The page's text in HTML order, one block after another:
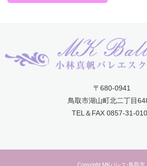
〒680-0941
鳥取市湖山町北二丁目
TEL＆FAX 0857-31-
Copyright MKバレエ-鳥取市.